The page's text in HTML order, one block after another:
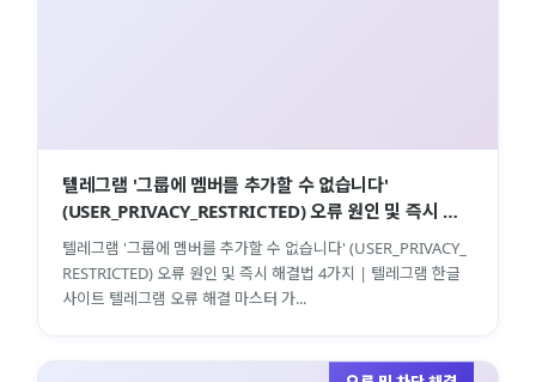
텔레그램 '그룹에 멤버를 추가할 수 없습니다'
(USER_PRIVACY_RESTRICTED) 오류 원인 및 즉시 해
결법 4가지 | 텔레그램 한글사이트
텔레그램 '그룹에 멤버를 추가할 수 없습니다' (USER_PRIVACY_
RESTRICTED) 오류 원인 및 즉시 해결법 4가지 | 텔레그램 한글
사이트 텔레그램 오류 해결 마스터 가...